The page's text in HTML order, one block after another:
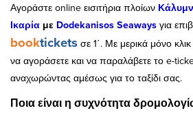
Αγοράστε online εισιτήρια πλοίων
Ικαρία με Dodekanisos Seaways για
booktickets σε 1΄. Με μερικά μόνο
να αγοράσετε και να παραλάβετε το e-
αναχωρώντας αμέσως για το ταξίδι σας.
Ποια είναι η συχνότητα